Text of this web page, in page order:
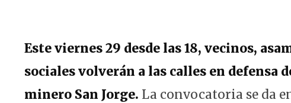
p
p
o
o
k
m
Este viernes 29 desde las 18, vecinos,
sociales volverán a las calles en defensa
minero San Jorge. La convocatoria se da